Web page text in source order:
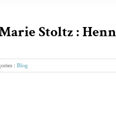
Stoltz :
: Blog